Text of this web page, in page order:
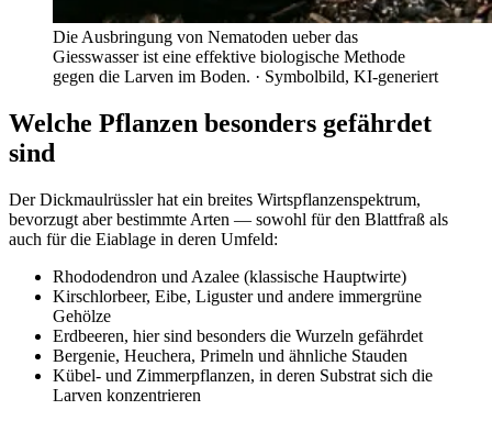
Die Ausbringung von Nematoden ueber das
Giesswasser ist eine effektive biologische Methode
gegen die Larven im Boden. · Symbolbild, KI-generiert
Welche Pflanzen besonders gefährdet
sind
Der Dickmaulrüssler hat ein breites Wirtspflanzenspektrum,
bevorzugt aber bestimmte Arten — sowohl für den Blattfraß als
auch für die Eiablage in deren Umfeld:
Rhododendron und Azalee (klassische Hauptwirte)
Kirschlorbeer, Eibe, Liguster und andere immergrüne
Gehölze
Erdbeeren, hier sind besonders die Wurzeln gefährdet
Bergenie, Heuchera, Primeln und ähnliche Stauden
Kübel- und Zimmerpflanzen, in deren Substrat sich die
Larven konzentrieren